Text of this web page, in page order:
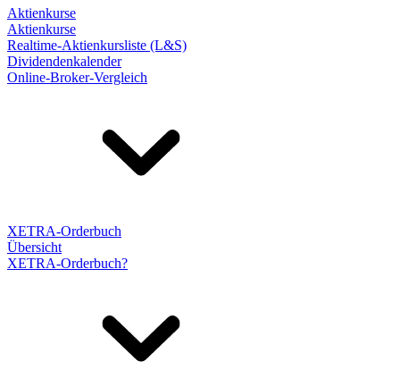
Aktienkurse
Aktienkurse
Realtime-Aktienkursliste (L&S)
Dividendenkalender
Online-Broker-Vergleich
XETRA-Orderbuch
Übersicht
XETRA-Orderbuch?